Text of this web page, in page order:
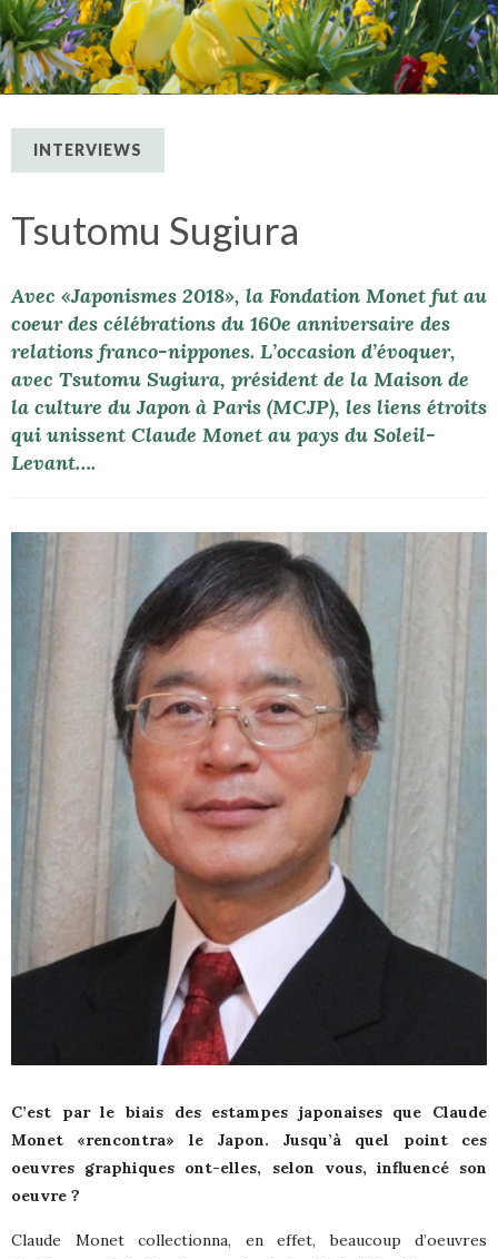
INTERVIEWS
Tsutomu Sugiura
Avec «Japonismes 2018», la Fondation Monet fut au
coeur des célébrations du 160e anniversaire des
relations franco-nippones. L’occasion d’évoquer,
avec Tsutomu Sugiura, président de la Maison de
la culture du Japon à Paris (MCJP), les liens étroits
qui unissent Claude Monet au pays du Soleil-
Levant….
C’est par le biais des estampes japonaises que Claude
Monet «rencontra» le Japon. Jusqu’à quel point ces
oeuvres graphiques ont-elles, selon vous, influencé son
oeuvre ?
Claude Monet collectionna, en effet, beaucoup d’oeuvres